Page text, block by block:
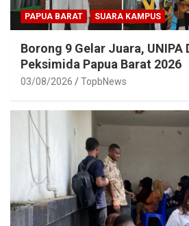
PAPUA BARAT SUARA KAMPUS
Borong 9 Gelar Juara, UNIPA
Peksimida Papua Barat 2026
03/08/2026 TopbNews